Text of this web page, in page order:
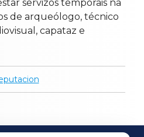
servizos temporais na
de arqueólogo, técnico
capataz e